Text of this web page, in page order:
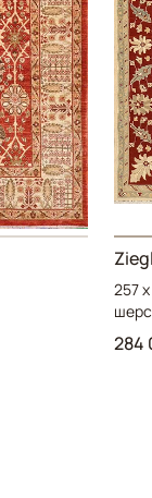
257
284